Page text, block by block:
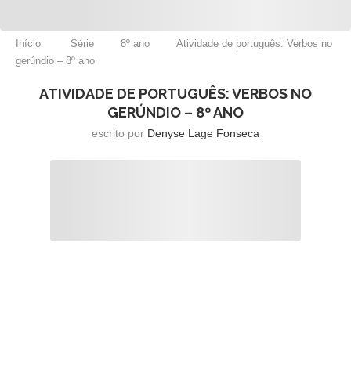
Início Série 8º ano
Atividade de português: Verbos no
gerúndio – 8º ano
ATIVIDADE DE PORTUGUÊS: VERBOS NO
GERÚNDIO – 8º ANO
escrito por Denyse Lage Fonseca